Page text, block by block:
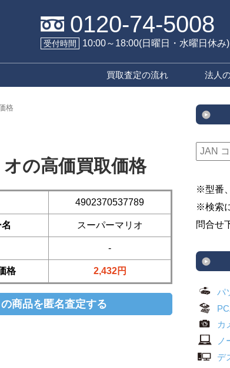
0120-74-5008
受付時間 10:00～18:00(日曜日・水曜日休み)
買取査定の流れ 法人
格
の高価買取価格
4902370537789
スーパーマリオ
-
格 2,432円
※型番
※検索
問合せ
パ
カ
ノ
デ